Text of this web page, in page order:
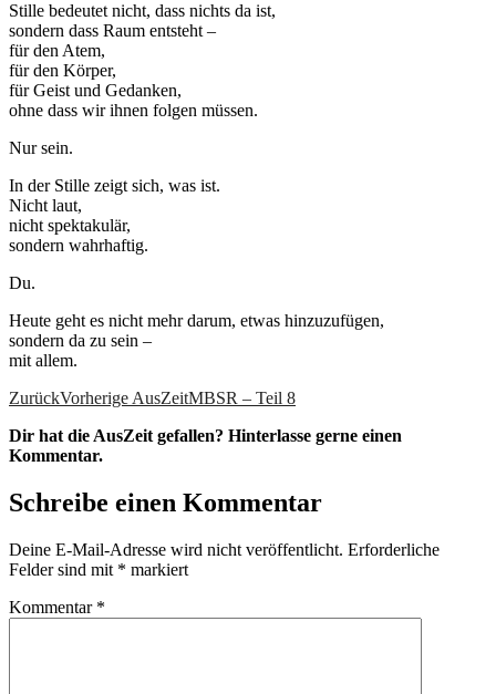
Stille bedeutet nicht, dass nichts da ist,
sondern dass Raum entsteht –
für den Atem,
für den Körper,
für Geist und Gedanken,
ohne dass wir ihnen folgen müssen.
Nur sein.
In der Stille zeigt sich, was ist.
Nicht laut,
nicht spektakulär,
sondern wahrhaftig.
Du.
Heute geht es nicht mehr darum, etwas hinzuzufügen,
sondern da zu sein –
mit allem.
ZurückVorherige AusZeitMBSR – Teil 8
Dir hat die AusZeit gefallen? Hinterlasse gerne einen
Kommentar.
Schreibe einen Kommentar
Deine E-Mail-Adresse wird nicht veröffentlicht. Erforderliche
Felder sind mit * markiert
Kommentar *